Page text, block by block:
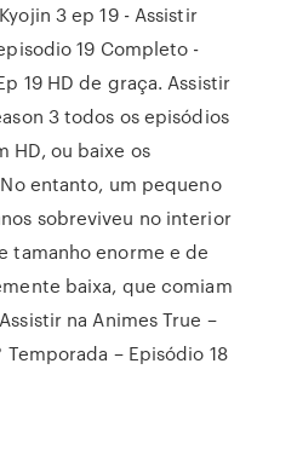
3 ep 19 - Assistir
19 Completo -
19 HD de graça. Assistir
3 todos os episódios
HD, ou baixe os
entanto, um pequeno
sobreviveu no interior
tamanho enorme e de
baixa, que comiam
na Animes True –
Temporada – Episódio 18